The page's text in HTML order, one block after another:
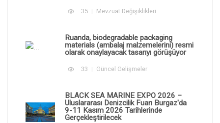
35 Mevzuat Değişiklikleri
Ruanda, biodegradable packaging
materials (ambalaj malzemelerini) resmi
olarak onaylayacak tasarıyı görüşüyor
33 Güncel Gelişmeler
BLACK SEA MARINE EXPO 2026 –
Uluslararası Denizcilik Fuarı Burgaz'da
9-11 Kasım 2026 Tarihlerinde
Gerçekleştirilecek